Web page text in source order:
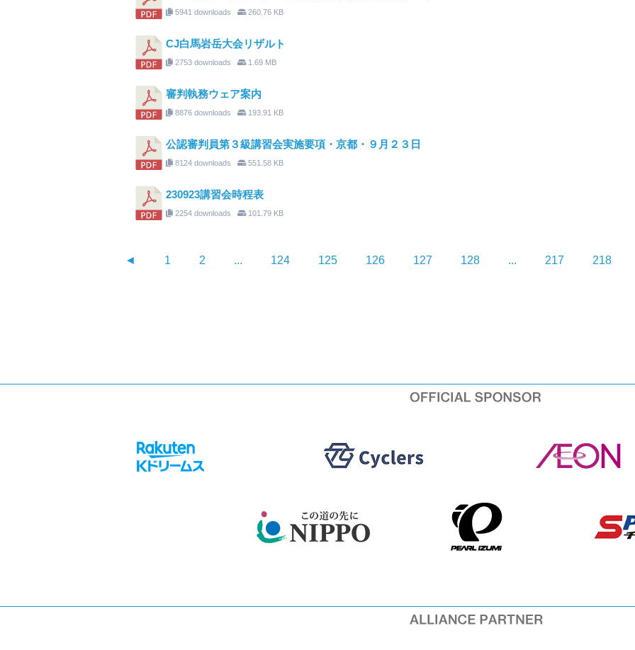
5941 downloads 260.76 KB
CJ白馬岩岳大会リザルト
2753 downloads 1.69 MB
審判執務ウェア案内
8876 downloads 193.91 KB
公認審判員第３級講習会実施要項・京都・９月２３日
8124 downloads 551.58 KB
230923講習会時程表
2254 downloads 101.79 KB
◄ 1 2 ... 124 125 126 127 128 ... 217 218